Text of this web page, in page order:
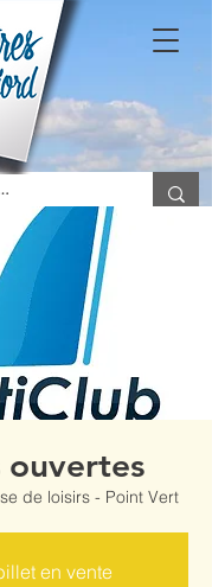
ouvertes
de loisirs - Point Vert
en vente